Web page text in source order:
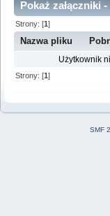
Pokaż załączniki
Strony: [1]
Nazwa pliku
Użytkownik
Strony: [1]
SMF